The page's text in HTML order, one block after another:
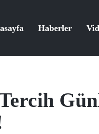
Haberler